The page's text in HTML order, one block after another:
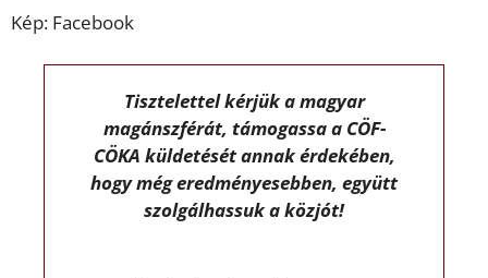
Kép: Facebook
Tisztelettel kérjük a magyar
magánszférát, támogassa a CÖF-
CÖKA küldetését annak érdekében,
hogy még eredményesebben, együtt
szolgálhassuk a közjót!